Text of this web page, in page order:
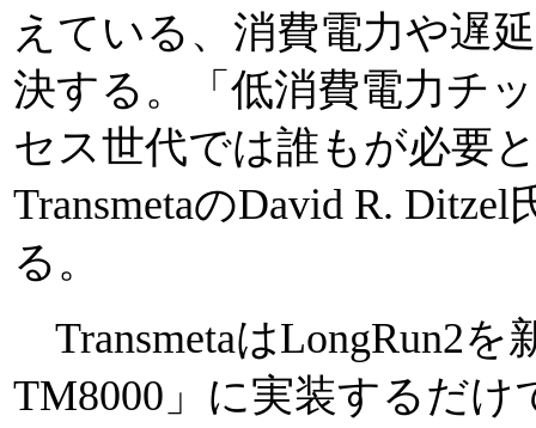
えている、消費電力や遅
決する。「低消費電力チ
セス世代では誰もが必要
TransmetaのDavid R.
る。
TransmetaはLongRun2を
TM8000」に実装するだ